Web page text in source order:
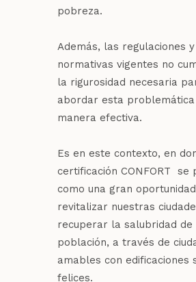
pobreza.
Además, las regulaciones y
normativas vigentes no
la rigurosidad necesaria
abordar esta problemática
manera efectiva.
Es en este contexto, en
certificación CONFORT se
como una gran
revitalizar nuestras
recuperar la salubridad de
población, a través de
amables con edificaciones
felices.